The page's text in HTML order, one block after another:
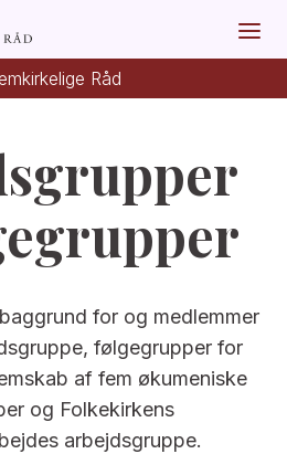
Råd
for og medlemmer
følgegrupper for
af fem økumeniske
og Folkekirkens
arbejdsgruppe.